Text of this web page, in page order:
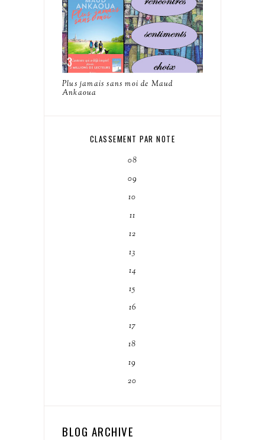
Plus jamais sans moi de Maud
Ankaoua
CLASSEMENT PAR NOTE
08
09
10
11
12
13
14
15
16
17
18
19
20
BLOG ARCHIVE